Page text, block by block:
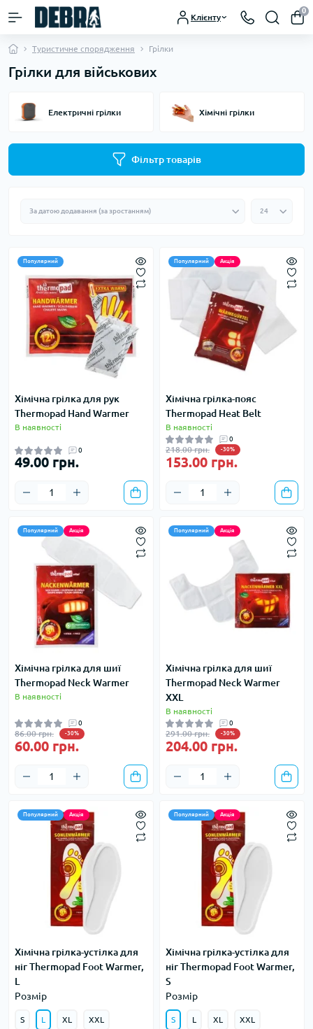
Клієнту
0
Туристичне спорядження Грілки
Грілки для військових
Електричні грілки Хімічні грілки
Фільтр товарів
Популярний
Хімічна грілка для рук
Thermopad Hand Warmer
В наявності
0
49.00 грн.
Популярний Акція
Хімічна грілка-пояс
Thermopad Heat Belt
В наявності
0
218.00 грн. -30%
153.00 грн.
Популярний Акція
Хімічна грілка для шиї
Thermopad Neck Warmer
В наявності
0
86.00 грн. -30%
60.00 грн.
Популярний Акція
Хімічна грілка для шиї
Thermopad Neck Warmer
XXL
В наявності
0
291.00 грн. -30%
204.00 грн.
Популярний Акція
Хімічна грілка-устілка для
ніг Thermopad Foot Warmer,
L
Розмір
S L XL XXL
Популярний Акція
Хімічна грілка-устілка для
ніг Thermopad Foot Warmer,
S
Розмір
S L XL XXL